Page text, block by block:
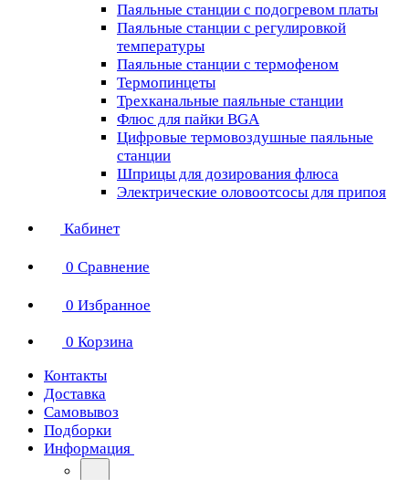
Паяльные станции с подогревом платы
Паяльные станции с регулировкой
температуры
Паяльные станции с термофеном
Термопинцеты
Трехканальные паяльные станции
Флюс для пайки BGA
Цифровые термовоздушные паяльные
станции
Шприцы для дозирования флюса
Электрические оловоотсосы для припоя
Кабинет
0 Сравнение
0 Избранное
0 Корзина
Контакты
Доставка
Самовывоз
Подборки
Информация